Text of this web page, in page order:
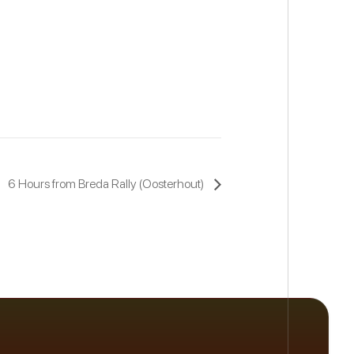
6 Hours from Breda Rally (Oosterhout)